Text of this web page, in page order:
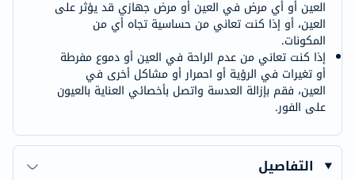
العين أو أي مرض في العين أو مرض جهازي قد يؤثر على
العين، أو إذا كنت تعاني من حساسية تجاه أي من
المكونات.
إذا كنت تعاني من عدم الراحة في العين أو دموع مفرطة
أو تغيرات في الرؤية أو احمرار أو مشاكل أخرى في
العين، فقم بإزالة العدسة واتصل بأخصائي العناية بالعيون
على الفور.
التفاصيل